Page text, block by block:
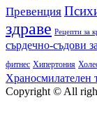
Превенция
здраве Рецепти за
сърдечно-съдови
фитнес Хипертония
Храносмилателен
Copyright © All